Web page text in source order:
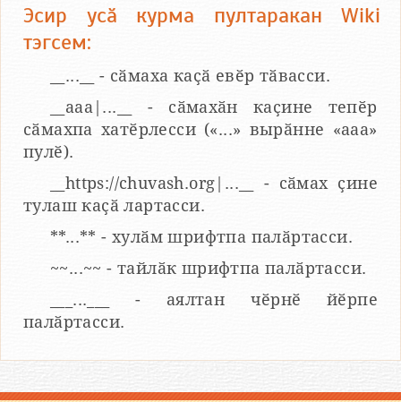
Эсир усӑ курма пултаракан Wiki
тэгсем:
__...__ - сӑмаха каҫӑ евӗр тӑвасси.
__aaa|...__ - сӑмахӑн каҫине тепӗр
сӑмахпа хатӗрлесси («...» вырӑнне «ааа»
пулӗ).
__https://chuvash.org|...__ - сӑмах ҫине
тулаш каҫӑ лартасси.
**...** - хулӑм шрифтпа палӑртасси.
~~...~~ - тайлӑк шрифтпа палӑртасси.
___...___ - аялтан чӗрнӗ йӗрпе
палӑртасси.